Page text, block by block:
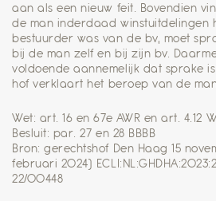
aan als een nieuw feit. Bovendien
de man inderdaad winstuitdelingen
bestuurder was van de bv, moet
bij de man zelf en bij zijn bv.
voldoende aannemelijk dat sprake
hof verklaart het beroep van de
Wet: art. 16 en 67e AWR en art. 4.12
Besluit: par. 27 en 28 BBBB
Bron: gerechtshof Den Haag 15
februari 2024)
22/00448